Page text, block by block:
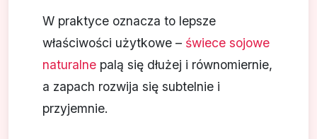
W praktyce oznacza to lepsze
właściwości użytkowe – świece sojowe
naturalne palą się dłużej i równomiernie,
a zapach rozwija się subtelnie i
przyjemnie.